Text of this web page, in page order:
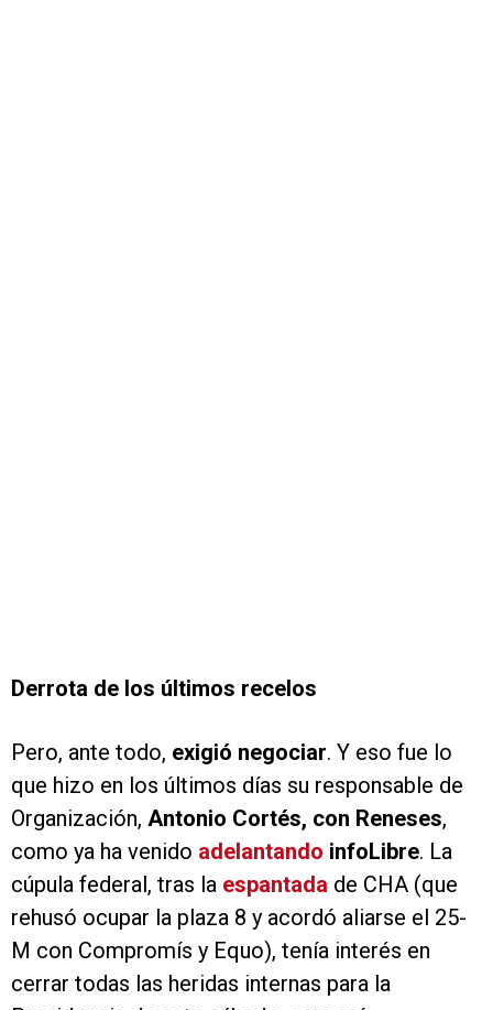
Derrota de los últimos recelos
Pero, ante todo, exigió negociar. Y eso fue lo
que hizo en los últimos días su responsable de
Organización, Antonio Cortés, con Reneses,
como ya ha venido adelantando infoLibre. La
cúpula federal, tras la espantada de CHA (que
rehusó ocupar la plaza 8 y acordó aliarse el 25-
M con Compromís y Equo), tenía interés en
cerrar todas las heridas internas para la